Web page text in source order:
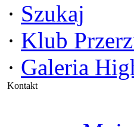
· Szukaj
· Klub
· Galeria
Kontakt